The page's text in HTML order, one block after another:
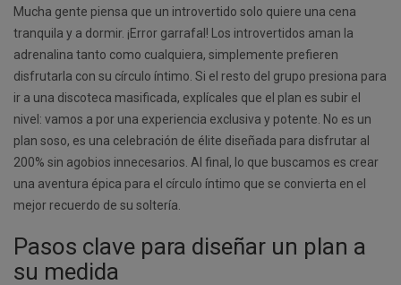
Mucha gente piensa que un introvertido solo quiere una cena
tranquila y a dormir. ¡Error garrafal! Los introvertidos aman la
adrenalina tanto como cualquiera, simplemente prefieren
disfrutarla con su círculo íntimo. Si el resto del grupo presiona para
ir a una discoteca masificada, explícales que el plan es subir el
nivel: vamos a por una experiencia exclusiva y potente. No es un
plan soso, es una celebración de élite diseñada para disfrutar al
200% sin agobios innecesarios. Al final, lo que buscamos es crear
una aventura épica para el círculo íntimo que se convierta en el
mejor recuerdo de su soltería.
Pasos clave para diseñar un plan a
su medida